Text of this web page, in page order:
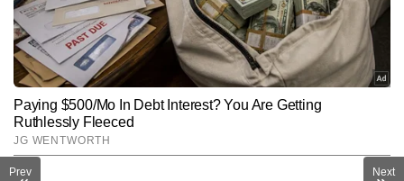
Prev Next